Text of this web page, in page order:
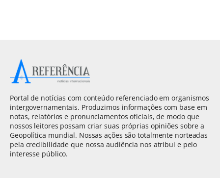
Portal de notícias com conteúdo referenciado em organismos
intergovernamentais. Produzimos informações com base em
notas, relatórios e pronunciamentos oficiais, de modo que
nossos leitores possam criar suas próprias opiniões sobre a
Geopolítica mundial. Nossas ações são totalmente norteadas
pela credibilidade que nossa audiência nos atribui e pelo
interesse público.